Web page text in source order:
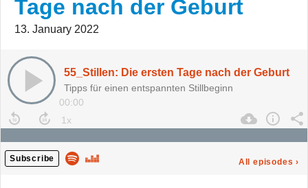
Tage nach der Geburt
13. January 2022
55_Stillen: Die ersten Tage nach der Geburt
Tipps für einen entspannten Stillbeginn
00:00
Subscribe All episodes ›